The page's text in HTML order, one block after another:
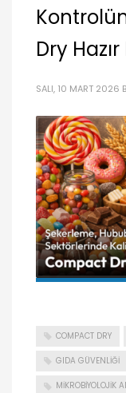
Dry
SALI, 10 MART 2026
COMPACT DRY
GIDA GÜVENLIĞI
MIKROBIYOLOJIK